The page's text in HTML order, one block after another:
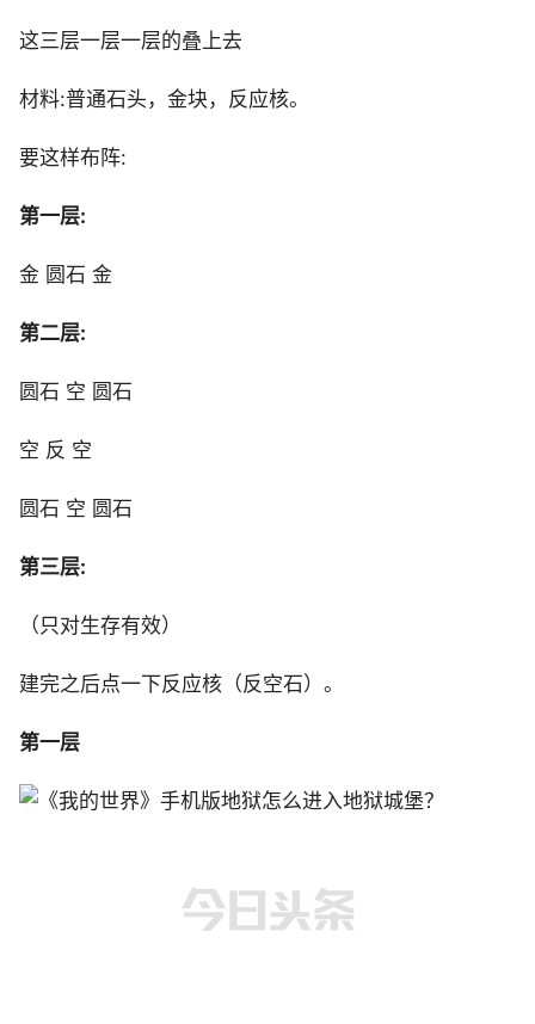
这三层一层一层的叠上去
材料:普通石头，金块，反应核。
要这样布阵:
第一层:
金 圆石 金
第二层:
圆石 空 圆石
空 反 空
圆石 空 圆石
第三层:
（只对生存有效）
建完之后点一下反应核（反空石）。
第一层